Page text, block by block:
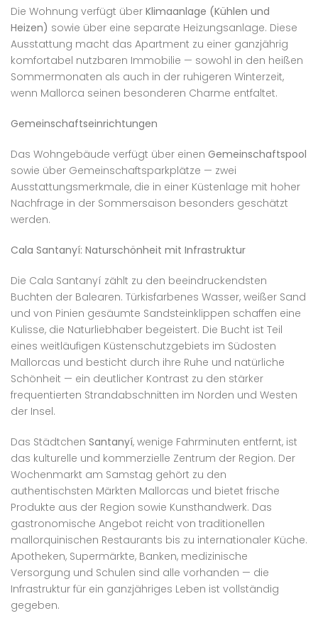
Die Wohnung verfügt über Klimaanlage (Kühlen und
Heizen) sowie über eine separate Heizungsanlage. Diese
Ausstattung macht das Apartment zu einer ganzjährig
komfortabel nutzbaren Immobilie — sowohl in den heißen
Sommermonaten als auch in der ruhigeren Winterzeit,
wenn Mallorca seinen besonderen Charme entfaltet.
Gemeinschaftseinrichtungen
Das Wohngebäude verfügt über einen Gemeinschaftspool
sowie über Gemeinschaftsparkplätze — zwei
Ausstattungsmerkmale, die in einer Küstenlage mit hoher
Nachfrage in der Sommersaison besonders geschätzt
werden.
Cala Santanyí: Naturschönheit mit Infrastruktur
Die Cala Santanyí zählt zu den beeindruckendsten
Buchten der Balearen. Türkisfarbenes Wasser, weißer Sand
und von Pinien gesäumte Sandsteinklippen schaffen eine
Kulisse, die Naturliebhaber begeistert. Die Bucht ist Teil
eines weitläufigen Küstenschutzgebiets im Südosten
Mallorcas und besticht durch ihre Ruhe und natürliche
Schönheit — ein deutlicher Kontrast zu den stärker
frequentierten Strandabschnitten im Norden und Westen
der Insel.
Das Städtchen Santanyí, wenige Fahrminuten entfernt, ist
das kulturelle und kommerzielle Zentrum der Region. Der
Wochenmarkt am Samstag gehört zu den
authentischsten Märkten Mallorcas und bietet frische
Produkte aus der Region sowie Kunsthandwerk. Das
gastronomische Angebot reicht von traditionellen
mallorquinischen Restaurants bis zu internationaler Küche.
Apotheken, Supermärkte, Banken, medizinische
Versorgung und Schulen sind alle vorhanden — die
Infrastruktur für ein ganzjähriges Leben ist vollständig
gegeben.